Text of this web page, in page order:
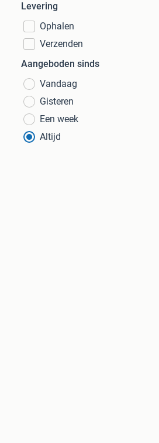
Levering
Ophalen
Verzenden
Aangeboden sinds
Vandaag
Gisteren
Een week
Altijd